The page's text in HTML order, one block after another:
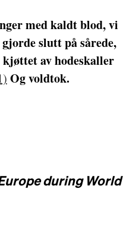
med kaldt blod, vi
slutt på sårede,
kjøttet av hodeskaller
Og voldtok.
during World